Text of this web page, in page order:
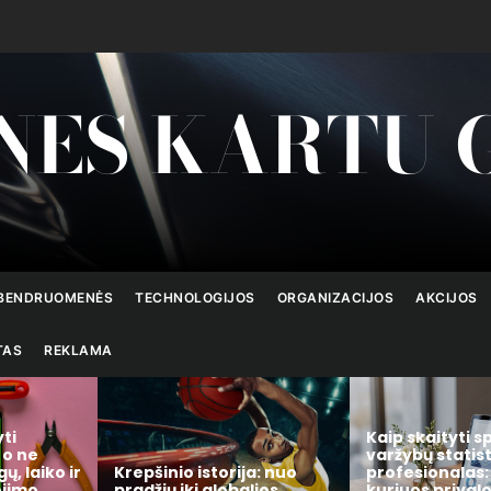
KARTU
TECHNOLOGIJOS ORGANIZACIJOS AKCIJOS
REKLAMA
nuo
Kaip skaityti sporto
varžybų statistiką kaip
profesionalas: 7 rodikliai,
Kaip išsirinkti
namų